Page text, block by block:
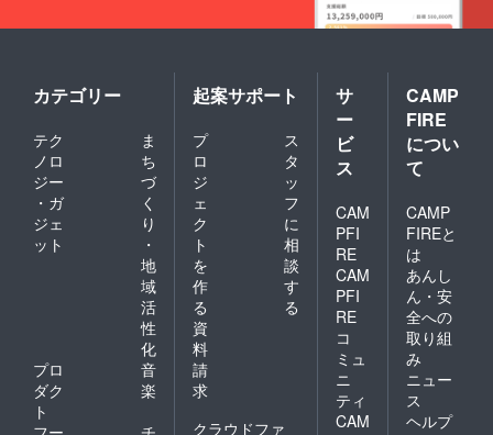
カテゴリー
テク
ノロ
ジー
・ガ
ジェ
ット
ま
ち
づ
く
り
・
地
域
活
性
化
プロ
ダク
ト
音
楽
起案サポート
プ
ロ
ジ
ェ
ク
ト
を
作
る
ス
タ
ッ
フ
に
相
談
す
る
資
料
請
求
クラウドファ
サ
ー
ビ
ス
CAM
PFI
RE
CAM
PFI
RE
コ
ミュ
ニ
ティ
CAM
CAMP
FIRE
につい
て
CAMP
FIREと
は
あんし
ん・安
全への
取り組
み
ニュー
ス
ヘルプ